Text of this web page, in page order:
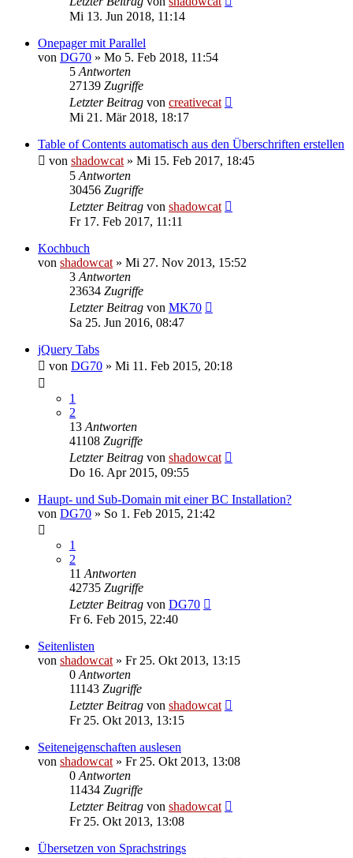
Mi 13. Jun 2018, 11:14
Onepager mit Parallel
von DG70 » Mo 5. Feb 2018, 11:54
5 Antworten
27139 Zugriffe
Letzter Beitrag von creativecat
Mi 21. Mär 2018, 18:17
Table of Contents automatisch aus den Überschriften erstellen
von shadowcat » Mi 15. Feb 2017, 18:45
5 Antworten
30456 Zugriffe
Letzter Beitrag von shadowcat
Fr 17. Feb 2017, 11:11
Kochbuch
von shadowcat » Mi 27. Nov 2013, 15:52
3 Antworten
23634 Zugriffe
Letzter Beitrag von MK70
Sa 25. Jun 2016, 08:47
jQuery Tabs
von DG70 » Mi 11. Feb 2015, 20:18
1
2
13 Antworten
41108 Zugriffe
Letzter Beitrag von shadowcat
Do 16. Apr 2015, 09:55
Haupt- und Sub-Domain mit einer BC Installation?
von DG70 » So 1. Feb 2015, 21:42
1
2
11 Antworten
42735 Zugriffe
Letzter Beitrag von DG70
Fr 6. Feb 2015, 22:40
Seitenlisten
von shadowcat » Fr 25. Okt 2013, 13:15
0 Antworten
11143 Zugriffe
Letzter Beitrag von shadowcat
Fr 25. Okt 2013, 13:15
Seiteneigenschaften auslesen
von shadowcat » Fr 25. Okt 2013, 13:08
0 Antworten
11434 Zugriffe
Letzter Beitrag von shadowcat
Fr 25. Okt 2013, 13:08
Übersetzen von Sprachstrings